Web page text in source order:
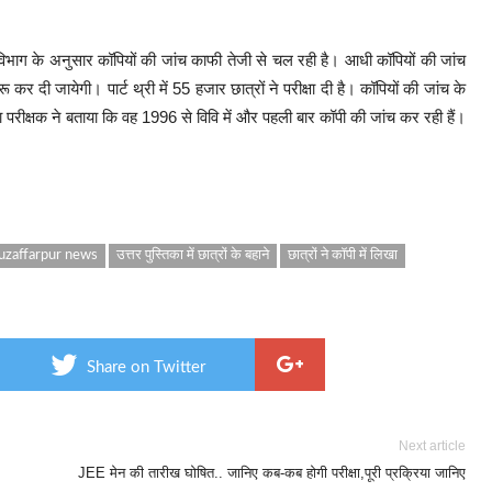
के अनुसार कॉपियों की जांच काफी तेजी से चल रही है। आधी कॉपियों की जांच
दी जायेगी। पार्ट थ्री में 55 हजार छात्रों ने परीक्षा दी है। कॉपियों की जांच के
ने बताया कि वह 1996 से विवि में और पहली बार कॉपी की जांच कर रही हैं।
news उत्तर पुस्तिका में छात्रों के बहाने छात्रों ने कॉपी में लिखा
Share on Twitter
Next article
JEE मेन की तारीख घोषित.. जानिए कब-कब होगी परीक्षा,पूरी प्रक्रिया जानिए